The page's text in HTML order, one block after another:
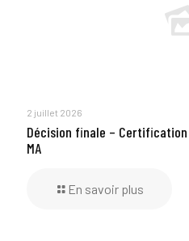
2 juillet 2026
Décision finale –
MA
En savoir plus